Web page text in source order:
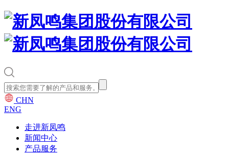
CHN
ENG
走进新凤鸣
新闻中心
产品服务